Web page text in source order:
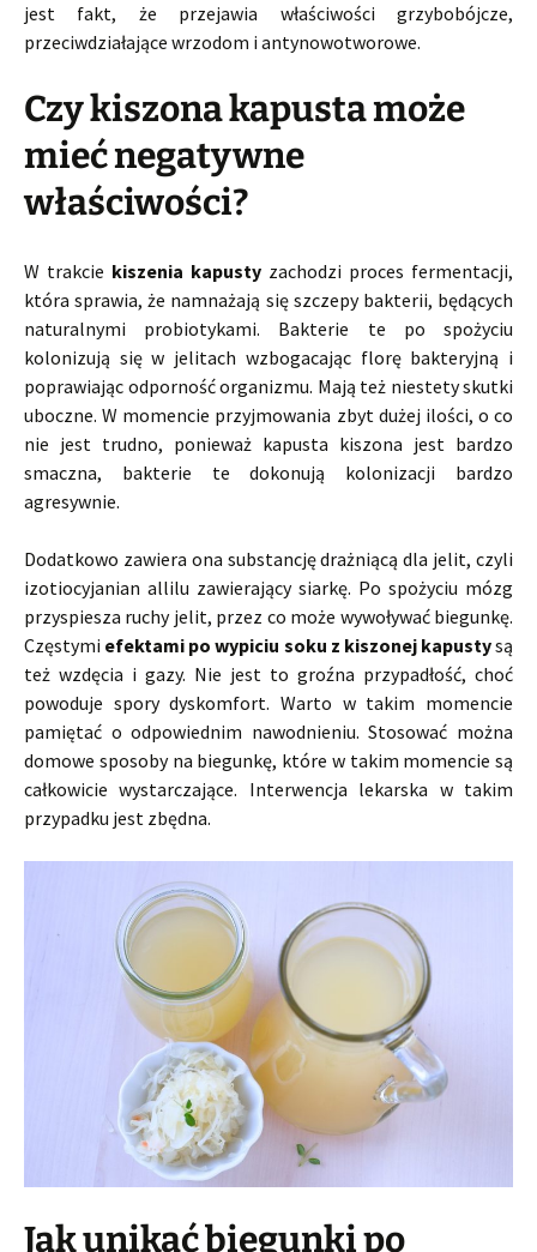
jest fakt, że przejawia właściwości grzybobójcze,
przeciwdziałające wrzodom i antynowotworowe.
Czy kiszona kapusta może
mieć negatywne
właściwości?
W trakcie kiszenia kapusty zachodzi proces fermentacji,
która sprawia, że namnażają się szczepy bakterii, będących
naturalnymi probiotykami. Bakterie te po spożyciu
kolonizują się w jelitach wzbogacając florę bakteryjną i
poprawiając odporność organizmu. Mają też niestety skutki
uboczne. W momencie przyjmowania zbyt dużej ilości, o co
nie jest trudno, ponieważ kapusta kiszona jest bardzo
smaczna, bakterie te dokonują kolonizacji bardzo
agresywnie.
Dodatkowo zawiera ona substancję drażniącą dla jelit, czyli
izotiocyjanian allilu zawierający siarkę. Po spożyciu mózg
przyspiesza ruchy jelit, przez co może wywoływać biegunkę.
Częstymi efektami po wypiciu soku z kiszonej kapustysą
też wzdęcia i gazy. Nie jest to groźna przypadłość, choć
powoduje spory dyskomfort. Warto w takim momencie
pamiętać o odpowiednim nawodnieniu. Stosować można
domowe sposoby na biegunkę, które w takim momencie są
całkowicie wystarczające. Interwencja lekarska w takim
przypadku jest zbędna.
Jak unikać biegunki po